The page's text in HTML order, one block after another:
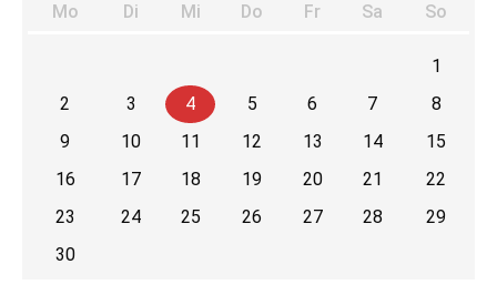
Mo Di enstag
Mi ttwoch
Do nnerstag
Fr eitagSa mstag
So
1
2
3 4 5 6 7
8
9
10 11 12 13 14
15
16
17 18 19 20 21
22
23
24 25 26 27 28
29
30